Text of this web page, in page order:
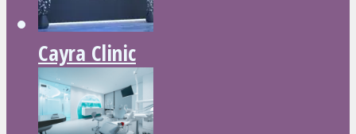
Cayra Clinic